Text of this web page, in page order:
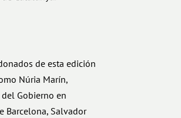
de esta edición
Núria Marín,
Gobierno en
Barcelona, Salvador